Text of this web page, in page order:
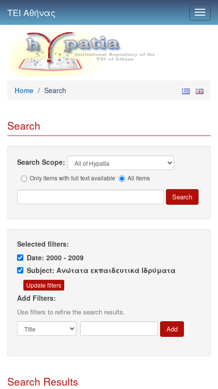
ΤΕΙ Αθήνας
Home / Search
Search
Search Scope:
Only items with full text available All items
Selected filters:
Date: 2000 - 2009
Subject: Ανώτατα εκπαιδευτικά Ιδρύματα
Add Filters:
Use filters to refine the search results.
Search Results